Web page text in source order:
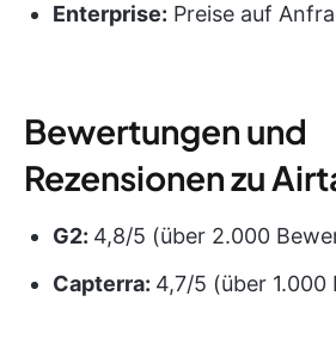
Enterprise: Preise auf
Bewertungen und
Rezensionen zu
G2: 4,8/5 (über 2.000
Capterra: 4,7/5 (über